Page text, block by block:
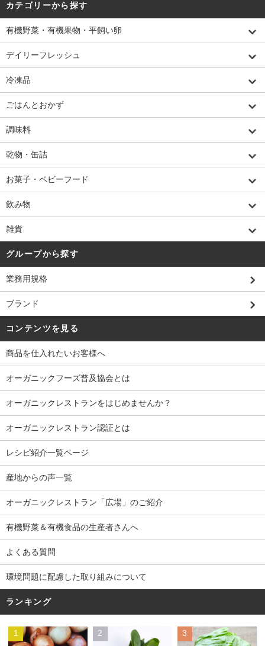
カテゴリーから探す
有機野菜・有機果物・平飼い卵
デイリーフレッシュ
冷凍品
ごはんとおかず
調味料
乾物・缶詰
お菓子・ベビーフード
飲み物
雑貨
グループから探す
業務用規格
ブランド
コンテンツを見る
商品を仕入れたいお客様へ
オーガニックフーズ普及協会とは
オーガニックレストランをはじめませんか？
オーガニックレストラン認証とは
レシピ紹介一覧ページ
産地からの声一覧
オーガニックレストラン「広場」のご紹介
有機野菜＆有機食品の生産者さんへ
よくある質問
環境問題に配慮した取り組みについて
ランキング
1 2 3